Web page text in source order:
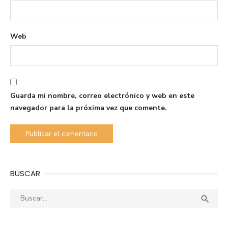
Web
Guarda mi nombre, correo electrónico y web en este
navegador para la próxima vez que comente.
BUSCAR
Buscar: 